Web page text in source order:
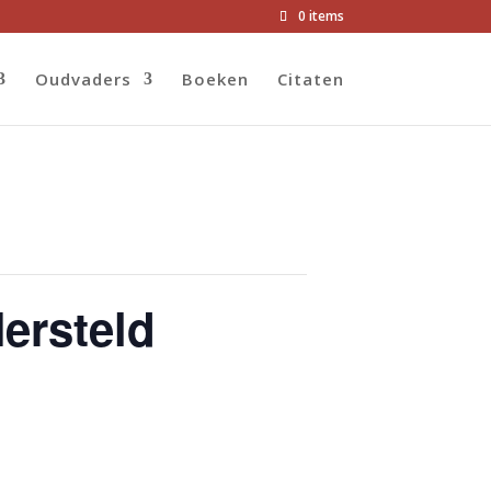
0 items
Oudvaders Boeken Citaten